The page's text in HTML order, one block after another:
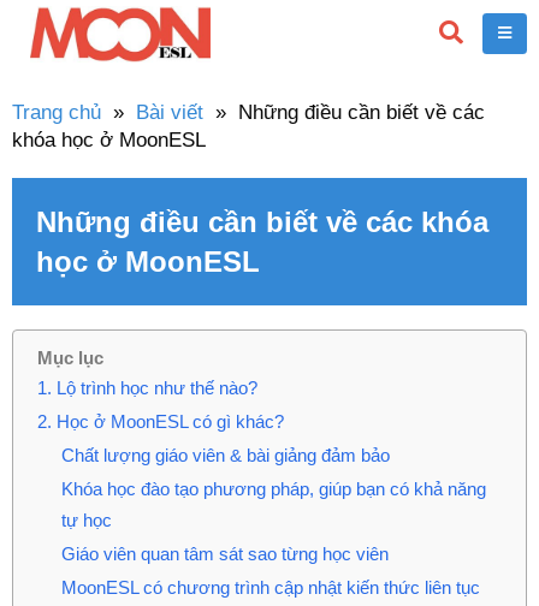
Trang chủ » Bài viết » Những điều cần biết về các
khóa học ở MoonESL
Những điều cần biết về các khóa
học ở MoonESL
Mục lục
1. Lộ trình học như thế nào?
2. Học ở MoonESL có gì khác?
Chất lượng giáo viên & bài giảng đảm bảo
Khóa học đào tạo phương pháp, giúp bạn có khả năng
tự học
Giáo viên quan tâm sát sao từng học viên
MoonESL có chương trình cập nhật kiến thức liên tục